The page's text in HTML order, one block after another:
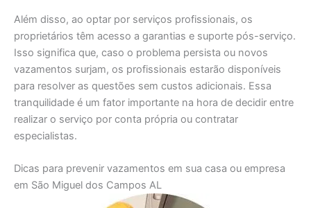
Além disso, ao optar por serviços profissionais, os
proprietários têm acesso a garantias e suporte pós-serviço.
Isso significa que, caso o problema persista ou novos
vazamentos surjam, os profissionais estarão disponíveis
para resolver as questões sem custos adicionais. Essa
tranquilidade é um fator importante na hora de decidir entre
realizar o serviço por conta própria ou contratar
especialistas.
Dicas para prevenir vazamentos em sua casa ou empresa
em São Miguel dos Campos AL